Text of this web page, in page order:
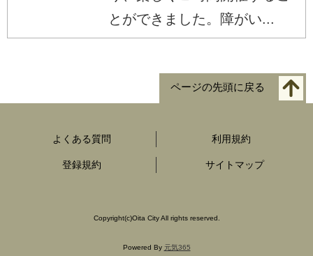
とができました。障がい...
ページの先頭に戻る
よくある質問 利用規約
登録規約 サイトマップ
Copyright(c)Oita City All rights reserved.
Powered By 元気365